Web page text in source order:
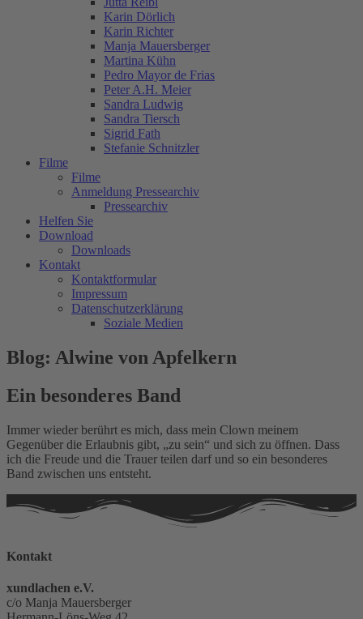
Karin Dörlich
Karin Richter
Manja Mauersberger
Martina Kühn
Pedro Mayor de Frias
Peter A.H. Meier
Sandra Ludwig
Sandra Tiersch
Sigrid Fath
Stefanie Schnitzler
Filme
Filme
Anmeldung Pressearchiv
Pressearchiv
Helfen Sie
Download
Downloads
Kontakt
Kontaktformular
Impressum
Datenschutzerklärung
Soziale Medien
Blog: Alwine von Apfelkern
Ein besonderes Band
Immer wieder berührt es mich, dass mein Clown meinem
Gegenüber die Erlaubnis gibt, „zu sein“ und sich zu öffnen. Dass
ich die Freude und die Trauer teilen darf und so ein besonderes
Band zwischen uns entsteht.
Kontakt
xundlachen e.V.
c/o Manja Mauersberger